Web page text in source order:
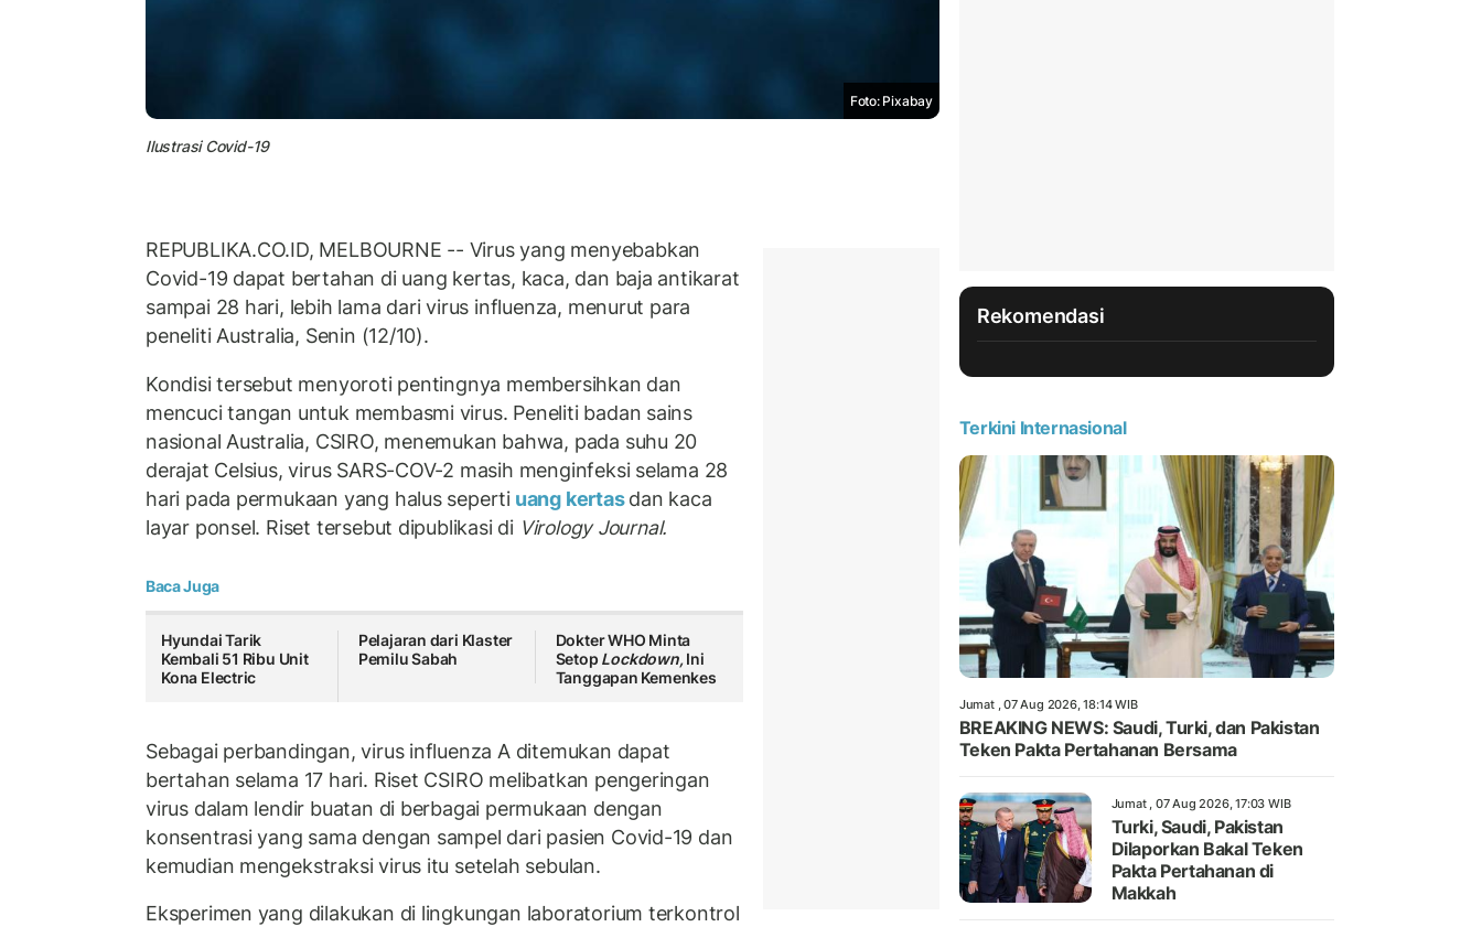
Foto: Pixabay
Ilustrasi Covid-19
REPUBLIKA.CO.ID, MELBOURNE -- Virus yang menyebabkan
Covid-19 dapat bertahan di uang kertas, kaca, dan baja antikarat
sampai 28 hari, lebih lama dari virus influenza, menurut para
peneliti Australia, Senin (12/10).
Kondisi tersebut menyoroti pentingnya membersihkan dan
mencuci tangan untuk membasmi virus. Peneliti badan sains
nasional Australia, CSIRO, menemukan bahwa, pada suhu 20
derajat Celsius, virus SARS-COV-2 masih menginfeksi selama 28
hari pada permukaan yang halus seperti uang kertasdan kaca
layar ponsel. Riset tersebut dipublikasi diVirology Journal.
Baca Juga
Hyundai Tarik
Kembali 51 Ribu Unit
Kona Electric
Pelajaran dari Klaster
Pemilu Sabah
Dokter WHO Minta
Setop Lockdown,Ini
Tanggapan Kemenkes
Sebagai perbandingan, virus influenza A ditemukan dapat
bertahan selama 17 hari. Riset CSIRO melibatkan pengeringan
virus dalam lendir buatan di berbagai permukaan dengan
konsentrasi yang sama dengan sampel dari pasien Covid-19 dan
kemudian mengekstraksi virus itu setelah sebulan.
Eksperimen yang dilakukan di lingkungan laboratorium terkontrol
Rekomendasi
Terkini Internasional
Jumat , 07 Aug 2026, 18:14 WIB
BREAKING NEWS: Saudi, Turki, dan Pakistan
Teken Pakta Pertahanan Bersama
Jumat , 07 Aug 2026, 17:03 WIB
Turki, Saudi, Pakistan
Dilaporkan Bakal Teken
Pakta Pertahanan di
Makkah